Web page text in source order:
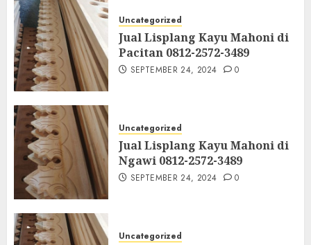
Uncategorized
Jual Lisplang Kayu Mahoni di
Pacitan 0812-2572-3489
SEPTEMBER 24, 2024 0
Uncategorized
Jual Lisplang Kayu Mahoni di
Ngawi 0812-2572-3489
SEPTEMBER 24, 2024 0
Uncategorized